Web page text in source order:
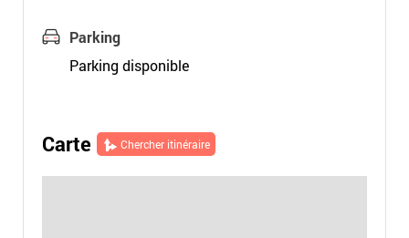
Parking
Parking disponible
Carte Chercher itinéraire